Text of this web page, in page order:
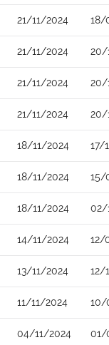
21/11/2024 18/
21/11/2024 20/
21/11/2024 20/
21/11/2024 20/
18/11/2024 17/
18/11/2024 15/
18/11/2024 02/
14/11/2024 12/
13/11/2024 12/
11/11/2024 10/
04/11/2024 01/